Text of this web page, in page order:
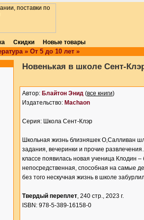
Скидки Новые товары
» От 5 до 10 лет »
Новенькая в школе Сент-
Автор: Блайтон Энид (все книги)
Издательство: Machaon
Серия: Школа Сент-Клэр
Школьная жизнь близняшек О,Салливан
задания, вечеринки и прочие
классе появилась новая ученица Клодин
непосредственная, способная на самые
без того нескучная жизнь в школе
Твердый переплет, 240 стр., 2023 г.
ISBN: 978-5-389-16158-0